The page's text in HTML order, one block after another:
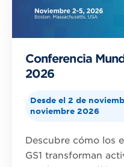
Conferencia
2026
Desde el 2 de
noviembre 2026
Descubre cómo los
GS1 transforman